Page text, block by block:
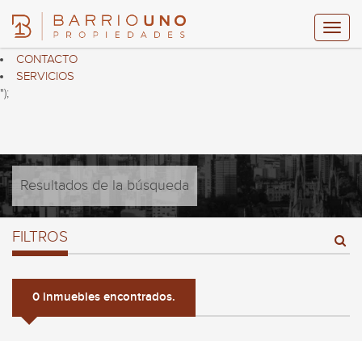
HOME
PROPIEDADES
CONTACTO
SERVICIOS
");
Resultados de la búsqueda
FILTROS
0 inmuebles encontrados.